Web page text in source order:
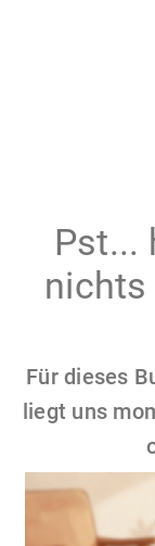
Pst...
nichts
Für dieses
liegt uns